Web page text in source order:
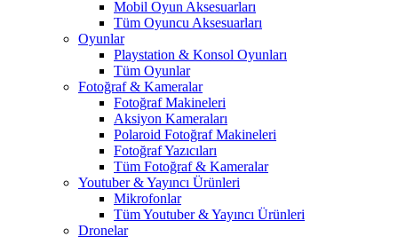
Mobil Oyun Aksesuarları
Tüm Oyuncu Aksesuarları
Oyunlar
Playstation & Konsol Oyunları
Tüm Oyunlar
Fotoğraf & Kameralar
Fotoğraf Makineleri
Aksiyon Kameraları
Polaroid Fotoğraf Makineleri
Fotoğraf Yazıcıları
Tüm Fotoğraf & Kameralar
Youtuber & Yayıncı Ürünleri
Mikrofonlar
Tüm Youtuber & Yayıncı Ürünleri
Dronelar